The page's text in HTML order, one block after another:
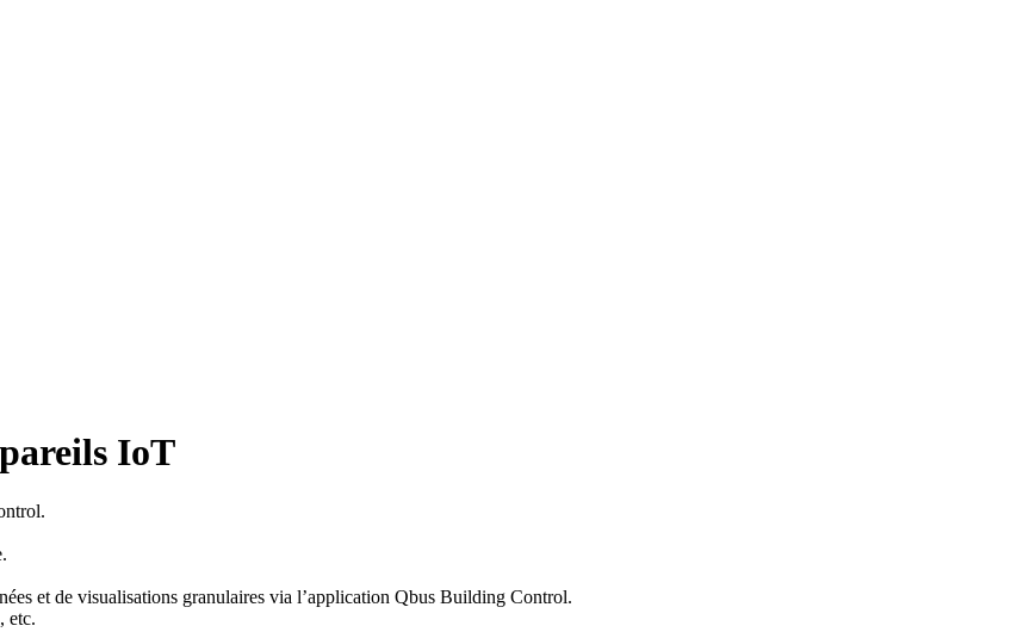
IoT
et de visualisations granulaires via l’application Qbus Building Control.
etc.